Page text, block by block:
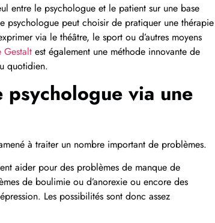
entre le psychologue et le patient sur une base
psychologue peut choisir de pratiquer une thérapie
via le théâtre, le sport ou d’autres moyens
Gestaltest également une méthode innovante de
quotidien.
via une
à traiter un nombre important de problèmes.
aider pour des problèmes de manque de
de boulimie ou d’anorexie ou encore des
Les possibilités sont donc assez